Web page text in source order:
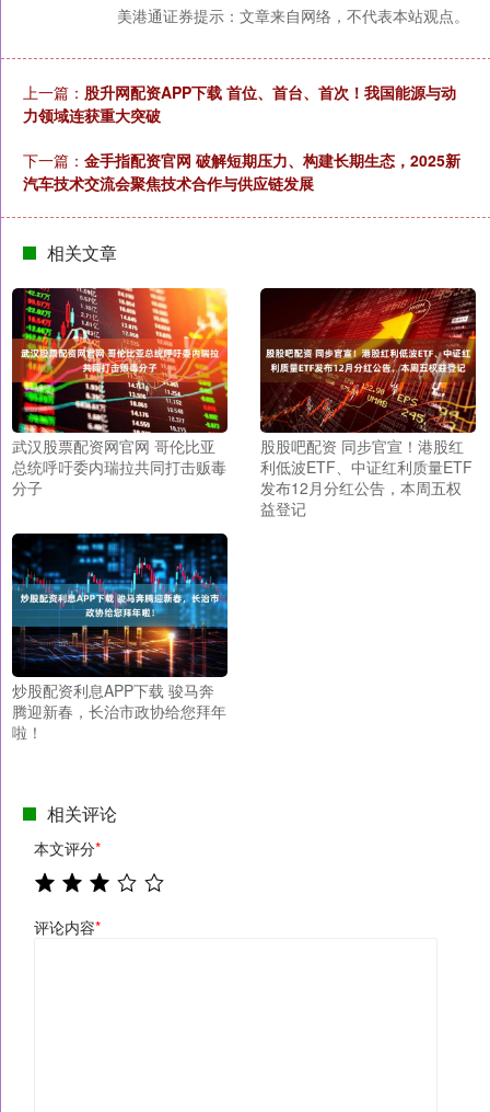
美港通证券提示：文章来自网络，不代表本站观点。
上一篇： 股升网配资APP下载 首位、首台、首次！我国能源与动
力领域连获重大突破
下一篇： 金手指配资官网 破解短期压力、构建长期生态，2025新
汽车技术交流会聚焦技术合作与供应链发展
相关文章
武汉股票配资网官网 哥伦比亚
总统呼吁委内瑞拉共同打击贩毒
分子
股股吧配资 同步官宣！港股红
利低波ETF、中证红利质量ETF
发布12月分红公告，本周五权
益登记
炒股配资利息APP下载 骏马奔
腾迎新春，长治市政协给您拜年
啦！
相关评论
本文评分*
评论内容*